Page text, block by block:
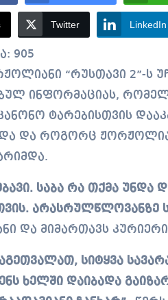
Twitter LinkedIn
905
ინფორმაციას,
ტარებისთვის
და როგორც
საბა რა თქმა
არასრულწლოვანზე
და მიმართავს
სიტყვა
ხელში დაიბადა